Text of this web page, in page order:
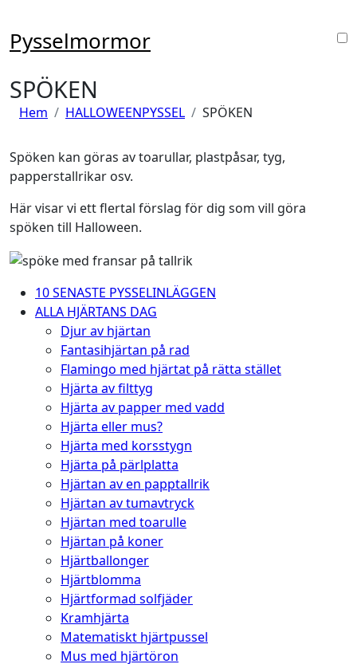
innehåll
Pysselmormor
SPÖKEN
Hem HALLOWEENPYSSEL SPÖKEN
Spöken kan göras av toarullar, plastpåsar, tyg,
papperstallrikar osv.
Här visar vi ett flertal förslag för dig som vill göra
spöken till Halloween.
10 SENASTE PYSSELINLÄGGEN
ALLA HJÄRTANS DAG
Djur av hjärtan
Fantasihjärtan på rad
Flamingo med hjärtat på rätta stället
Hjärta av filttyg
Hjärta av papper med vadd
Hjärta eller mus?
Hjärta med korsstygn
Hjärta på pärlplatta
Hjärtan av en papptallrik
Hjärtan av tumavtryck
Hjärtan med toarulle
Hjärtan på koner
Hjärtballonger
Hjärtblomma
Hjärtformad solfjäder
Kramhjärta
Matematiskt hjärtpussel
Mus med hjärtöron